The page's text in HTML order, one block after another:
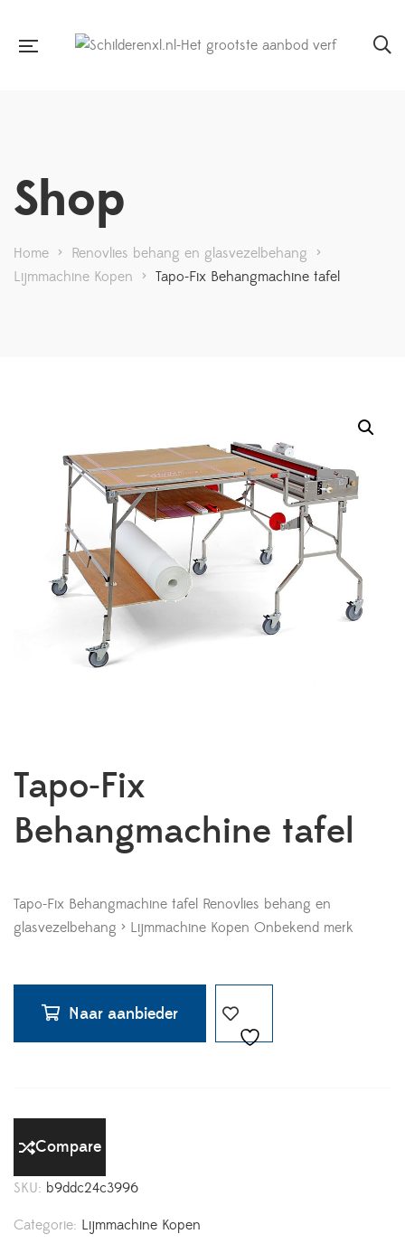
Shop
Home > Renovlies behang en glasvezelbehang >
Lijmmachine Kopen > Tapo-Fix Behangmachine tafel
Tapo-Fix
Behangmachine tafel
Tapo-Fix Behangmachine tafel Renovlies behang en
glasvezelbehang > Lijmmachine Kopen Onbekend merk
Naar aanbieder
Compare
SKU: b9ddc24c3996
Categorie: Lijmmachine Kopen